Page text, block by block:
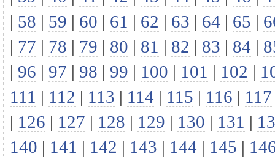
| 58 | 59 | 60 | 61 | 62 | 63 | 64 | 65 |
| 77 | 78 | 79 | 80 | 81 | 82 | 83 | 84 |
| 96 | 97 | 98 | 99 | 100 | 101 | 102 |
111 | 112 | 113 | 114 | 115 | 116 | 117
| 126 | 127 | 128 | 129 | 130 | 131 |
140 | 141 | 142 | 143 | 144 | 145 |